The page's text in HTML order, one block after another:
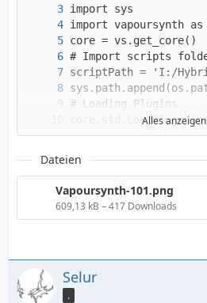
Alles anzeigen
Dateien
Vapoursynth-101.png
609,13 kB – 417 Downloads
Selur
.